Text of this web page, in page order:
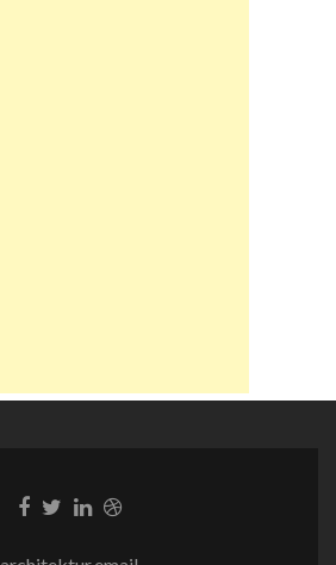
Facebook-
Twitter-
LinkedIn-
Dribble-